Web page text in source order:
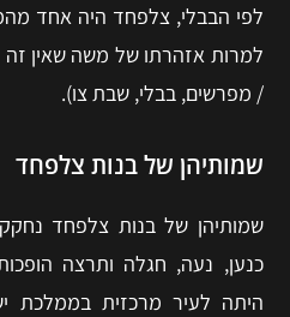
לפי הבבלי, צלפחד היה אחד
למרות אזהרתו של משה שאין
/ מפרשים, בבלי, שבת צו).
שמותיהן של בנות צלפחד
שמותיהן של בנות צלפחד
כנען, נעה, חגלה ותרצה
היתה לעיר מרכזית בממלכת